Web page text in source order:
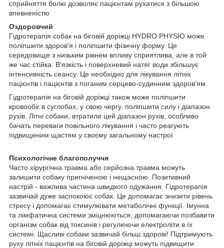
сприйняття болю дозволяє пацієнтам рухатися з більшою
впевненістю
Оздоровчий
Гідротерапія собак на біговій доріжці HYDRO PHYSIO може
поліпшити здоров'я і поліпшити фізичну форму. Це
середовище з низьким рівнем впливу сприятлива, але в той
же час стійка. В'язкість і поверхневий натяг води збільшує
інтенсивність сеансу. Це необхідно для лікування літніх
пацієнтів і пацієнтів з поганим серцево-судинним здоров'ям.
Гідротерапія на біговій доріжці також може поліпшити
кровообіг в суглобах, у свою чергу, поліпшити силу і діапазон
рухів. Літні собаки, втратили цей діапазон рухів, особливо
бачать переваги повільного лікування і часто реагують
підвищеним щастям у своєму загальному настрої
Психологічне благополуччя
Часто хірургічна травма або серйозна травма можуть
залишити собаку пригніченою і нещасною. Позитивний
настрій - важлива частина швидкого одужання. Гідротерапія
зазвичай дуже заспокоює собак. Це допомагає знизити рівень
стресу і допомагає стимулювати метаболічні функції. Імунна
та лімфатична системи зміцнюються, допомагаючи позбавити
організм собак від токсинів і регулюючи електроліти в їх
системі. Щасливі собаки зазвичай більш здорові! Підтримують
руху літніх пацієнтів на біговій доріжці можуть підвищити